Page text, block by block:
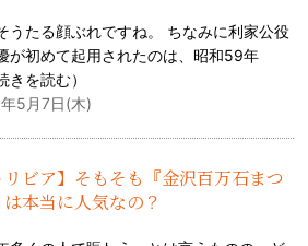
うたる顔ぶれですね。 ちなみに利家公役
が初めて起用されたのは、昭和59年
きを読む）
5月7日(木)
リビア】そもそも『金沢百万石まつ
は本当に人気なの？